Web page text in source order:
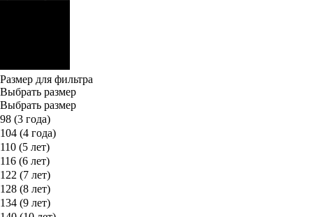
Размер для фильтра
Выбрать размер
Выбрать размер
98 (3 года)
104 (4 года)
110 (5 лет)
116 (6 лет)
122 (7 лет)
128 (8 лет)
134 (9 лет)